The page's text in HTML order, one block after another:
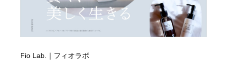
Fio Lab.｜フィオラボ